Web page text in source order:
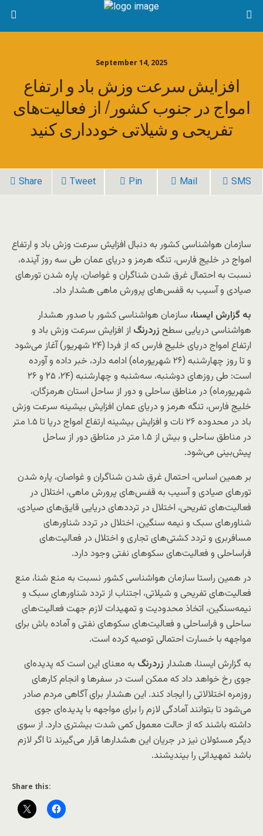
September 14, 2025
افزایش سرعت وزش باد و ارتفاع
امواج در جنوب کشور/ از فعالیت‌های
تفریحی و شیلاتی خودداری کنید
Share Tweet Pin Mail SMS
سازمان هواشناسی کشور به دنبال افزایش سرعت وزش باد و ارتفاع
امواج در خلیج فارس،‌ تنگه هرمز و دریای عمان طی سه روز آینده،
نسبت به احتمال غرق شدن شناگران و غواصان، پاره شدن تورهای
صیادی و آسیب به قفس‌های پرورش ماهی هشدار داد.
به گزارش ایسنا، سازمان هواشناسی کشور با صدور هشدار
هواشناسی دریایی سطح زردرنگ از افزایش سرعت وزش باد و
ارتفاع امواج دریای خلیج فارس که از فردا (۲۴ شهریور) آغاز می‌شود
و تا روز چهارشنبه (۲۶ شهریورماه) ادامه دارد، خبر داده و آورده
است: طی روزهای دوشنبه، سه‌شنبه و چهارشنبه (۲۴، ۲۵ و ۲۶
شهریورماه) در مناطق ساحلی و دور از ساحل استان هرمزگان،
خلیج فارس، تنگه هرمز و دریای عمان افزایش بیشینه سرعت وزش
باد در محدوده ۲۶ نات و افزایش بیشینه ارتفاع امواج دریا تا ۱.۵ متر
در مناطق ساحلی و بیش از ۱.۵ متر در مناطق دور از ساحل
پیش‌بینی می‌شود.
بر همین اساس، احتمال غرق شدن شناگران و غواصان، پاره شدن
تورهای صیادی و آسیب به قفس‌های پرورش ماهی، اختلال در
فعالیت‌های تفریحی، اختلال در ترددهای دریایی قایق‌های صیادی،
شناورهای سبک و نیمه سنگین، اختلال در تردد شناورهای
مسافربری و تردد کشتی‌های تجاری و اختلال در فعالیت‌های
فراساحلی و فعالیت‌های سکوهای نفتی وجود دارد.
در همین راستا سازمان هواشناسی کشور نسبت به منع شنا، منع
فعالیت‌های تفریحی و شیلاتی، اجتناب از تردد شناورهای سبک و
نیمه‌سنگین، اتخاذ محدودیت و تمهیدات لازم جهت فعالیت‌های
ساحلی و فراساحلی و فعالیت‌های سکوهای نفتی و آماده باش برای
مواجهه با خسارت احتمالی توصیه کرده است.
به گزارش ایسنا، هشدار زردرنگ به معنای این است که پدیده‌ای
جوی رخ خواهد داد که ممکن است در سفرها و انجام کارهای
روزمره اختلالاتی را ایجاد کند. این هشدار برای آگاهی مردم صادر
می‌شود تا بتوانند آمادگی لازم را برای مواجهه با پدیده‌ای جوی
داشته باشند که از حالت معمول کمی شدت بیشتری دارد. از سوی
دیگر مسئولان نیز در جریان این هشدارها قرار می‌گیرند تا اگر لازم
باشد تمهیداتی را بیندیشند.
Share this: